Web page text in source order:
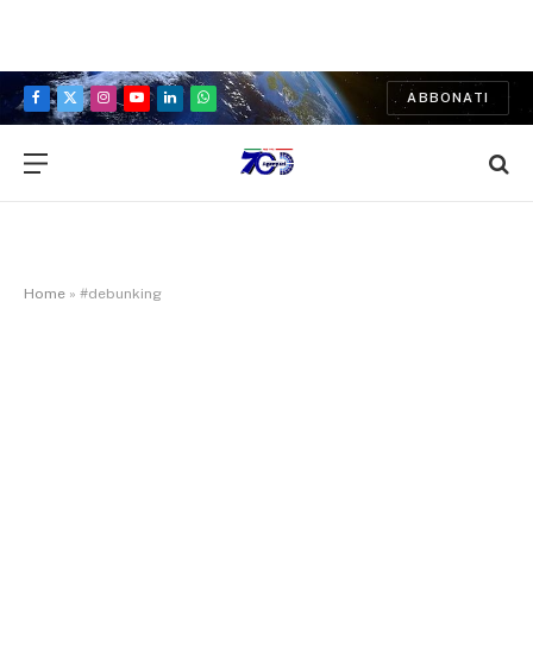
Facebook
X
Instagram
YouTubeLinkedInWhatsApp
ABBONATI
Home » #debunking